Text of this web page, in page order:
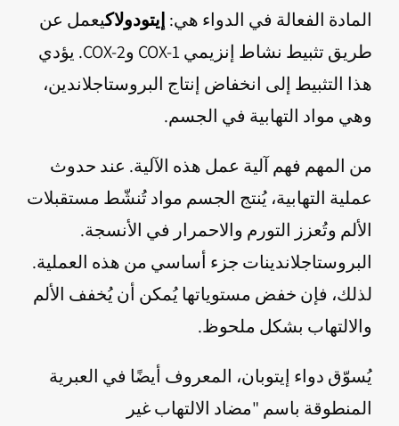
المادة الفعالة في الدواء هي: إيتودولاكيعمل عن
طريق تثبيط نشاط إنزيمي COX-1 وCOX-2. يؤدي
هذا التثبيط إلى انخفاض إنتاج البروستاجلاندين،
وهي مواد التهابية في الجسم.
من المهم فهم آلية عمل هذه الآلية. عند حدوث
عملية التهابية، يُنتج الجسم مواد تُنشّط مستقبلات
الألم وتُعزز التورم والاحمرار في الأنسجة.
البروستاجلاندينات جزء أساسي من هذه العملية.
لذلك، فإن خفض مستوياتها يُمكن أن يُخفف الألم
والالتهاب بشكل ملحوظ.
يُسوّق دواء إيتوبان، المعروف أيضًا في العبرية
المنطوقة باسم "مضاد الالتهاب غير